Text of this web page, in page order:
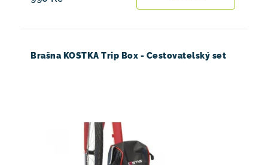
Brašna KOSTKA Trip Box - Cestovatelský set